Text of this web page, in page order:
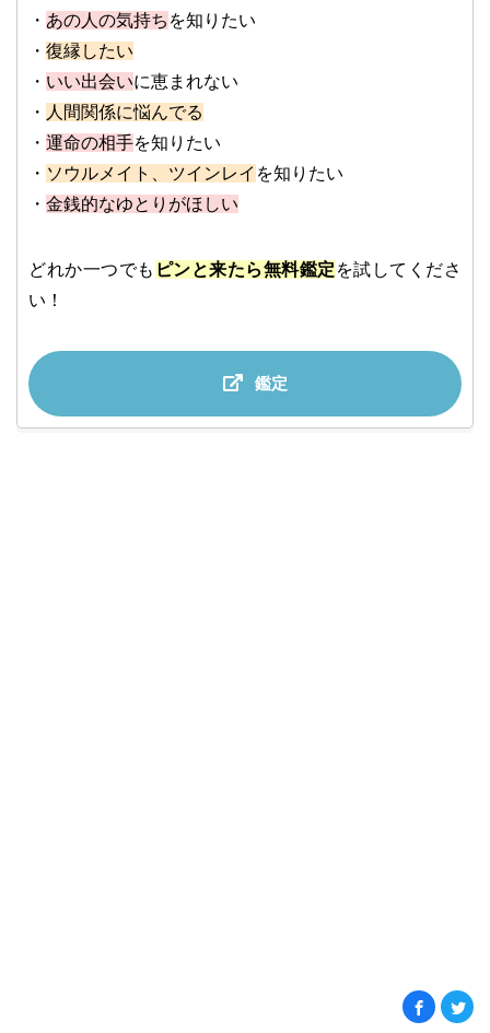
・ あの人の気持ち を知りたい
・ 復縁したい
・ いい出会いに恵まれない
・ 人間関係に悩んでる
・ 運命の相手を知りたい
・ ソウルメイト、ツインレイ を知りたい
・ 金銭的なゆとりがほしい
どれか一つでも ピンと来たら無料鑑定 を試してくださ
い！
鑑定